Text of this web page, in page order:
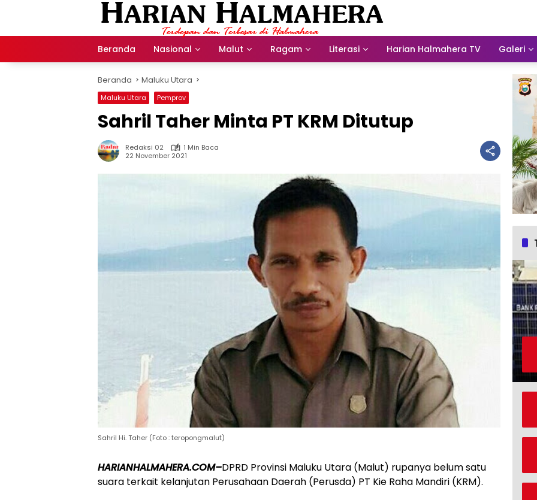
Beranda Nasional Malut Ragam Literasi Harian Halmahera TV Galeri
Beranda Maluku Utara
Maluku Utara Pemprov
Sahril Taher Minta PT KRM Ditutup
Redaksi 02
1 Min Baca
22 November 2021
Sahril Hi. Taher (Foto : teropongmalut)
HARIANHALMAHERA.COM–DPRD Provinsi Maluku Utara (Malut) rupanya belum satu
suara terkait kelanjutan Perusahaan Daerah (Perusda) PT Kie Raha Mandiri (KRM).